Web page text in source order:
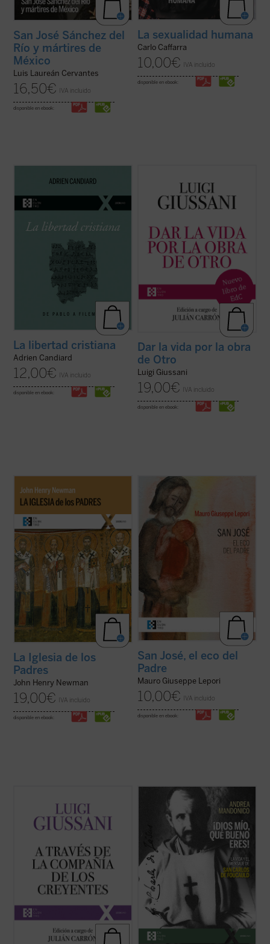
San José Sánchez del
Río y mártires de
México
Luis Laureán Cervantes
16,50€ IVA incluido
disponible en ebook:
La sexualidad humana
Carlo Caffarra
10,00€ IVA incluido
disponible en ebook:
joven dominico francés residente en Egipto,
conocimiento de la libertad cristiana, un
camino de alianza y amistad con Cristo, y
La libertad cristiana
Adrien Candiard
12,00€ IVA incluido
disponible en ebook:
2004) es el sexto y último volumen
dedicado a las intervenciones de don Luigi
Giussani en los Ejercicios espirituales de la
Fraternidad de Comunión y Liberación. En
Dar la vida por la obra
de Otro
Luigi Giussani
19,00€ IVA incluido
disponible en ebook:
escritos de san John Henry Newman
(1801-1890) sobre el cristianismo de los
Historical Sketches. Además de retornar al
cristianismo primitivo para ...
(ver ficha)
La Iglesia de los
Padres
John Henry Newman
19,00€ IVA incluido
disponible en ebook:
San José fue llamado a materializar la
paternidad de Dios hacia el Hijo encarnado.
Una vocación, un camino, vividos en el
silencio, porque tendía a la escucha de una
Palabra que se hizo Presencia en su casa.
Con él, Dios Padre no ha querido ...
ficha)
San José, el eco del
Padre
Mauro Giuseppe Lepori
10,00€ IVA incluido
disponible en ebook:
es el quinto volumen de la serie dedicada a
las intervenciones realizadas por don Luigi
Giussani durante los Ejercicios espirituales
de la Fraternidad de Comunión y Liberación
Esta biografía del recién proclamado santo
Carlos de Foucauld, escrita por quien ha
sido vicepostulador de su causa de
canonización, se centra en los aspectos
más sobresalientes de su espiritualidad y
de su actividad pastoral. El libro arranca ...
(ver ficha)